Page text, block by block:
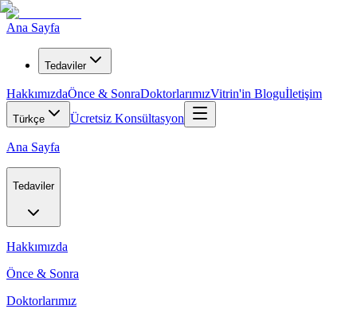
Ana Sayfa
Tedaviler
HakkımızdaÖnce & SonraDoktorlarımızVitrin'in Bloguİletişim
Türkçe Ücretsiz Konsültasyon
Ana Sayfa
Tedaviler
Hakkımızda
Önce & Sonra
Doktorlarımız